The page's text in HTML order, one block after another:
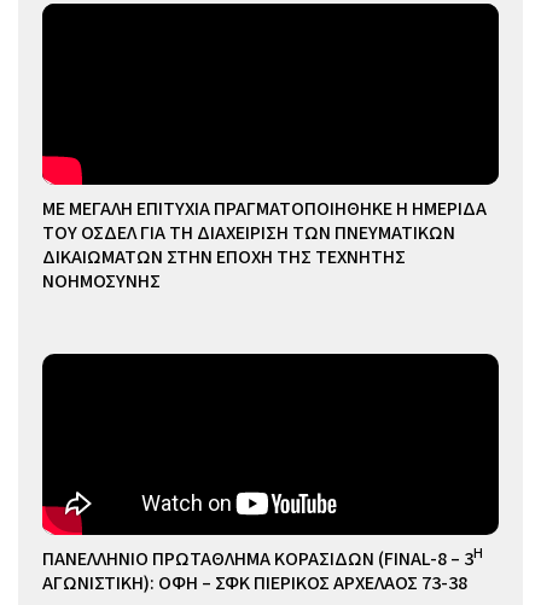
ΜΕ ΜΕΓΑΛΗ ΕΠΙΤΥΧΙΑ ΠΡΑΓΜΑΤΟΠΟΙΗΘΗΚΕ Η ΗΜΕΡΙΔΑ
ΤΟΥ ΟΣΔΕΛ ΓΙΑ ΤΗ ΔΙΑΧΕΙΡΙΣΗ ΤΩΝ ΠΝΕΥΜΑΤΙΚΩΝ
ΔΙΚΑΙΩΜΑΤΩΝ ΣΤΗΝ ΕΠΟΧΗ ΤΗΣ ΤΕΧΝΗΤΗΣ
ΝΟΗΜΟΣΥΝΗΣ
ΠΑΝΕΛΛΗΝΙΟ ΠΡΩΤΑΘΛΗΜΑ ΚΟΡΑΣΙΔΩΝ (FINAL-8 – 3Η
ΑΓΩΝΙΣΤΙΚΗ): ΟΦΗ – ΣΦΚ ΠΙΕΡΙΚΟΣ ΑΡΧΕΛΑΟΣ 73-38